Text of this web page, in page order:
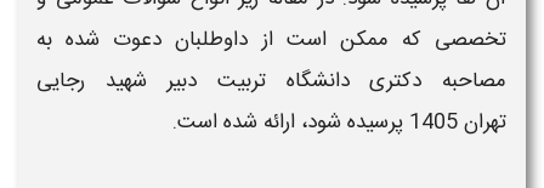
تخصصی که ممکن است از داوطلبان دعوت شده به
مصاحبه دکتری دانشگاه تربیت دبیر شهید رجایی
تهران 1405
پرسیده شود، ارائه شده است.